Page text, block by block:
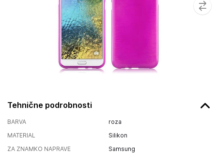
Tehnične podrobnosti
BARVA
roza
MATERIAL
Silikon
ZA ZNAMKO NAPRAVE
Samsung